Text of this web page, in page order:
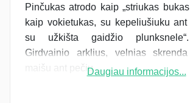
Pinčukas atrodo kaip „striukas
kaip vokietukas, su kepeliušiuku
su užkišta gaidžio
Girdvainio arklius, velnias
maišu ant pečių ,...Daugiau informacijos...